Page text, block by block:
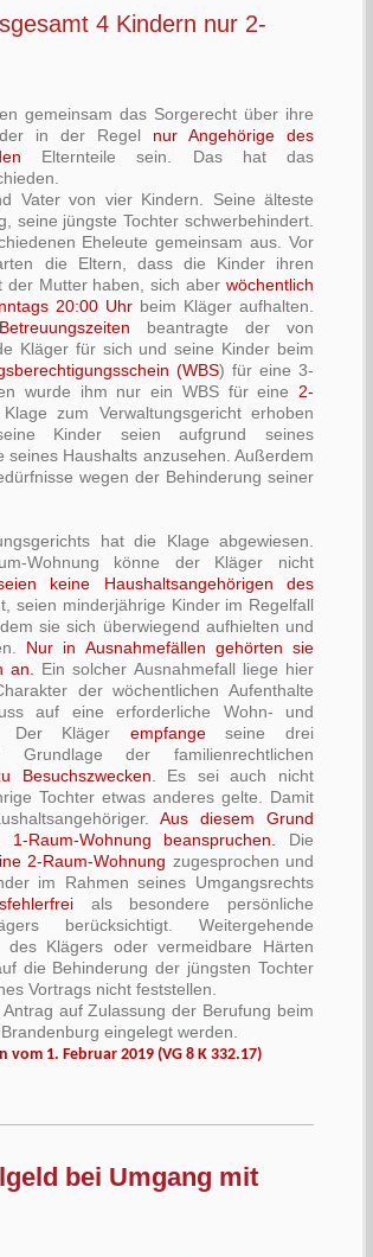
4 Kindern nur 2-
gemeinsam das Sorgerecht über ihre
in der Regel nur Angehörige des
Elternteile sein. Das hat das
Vater von vier Kindern. Seine älteste
seine jüngste Tochter schwerbehindert.
Eheleute gemeinsam aus. Vor
die Eltern, dass die Kinder ihren
der Mutter haben, sich aber wöchentlich
20:00 Uhrbeim Kläger aufhalten.
Betreuungszeiten beantragte der von
Kläger für sich und seine Kinder beim
(WBS) für eine 3-
wurde ihm nur ein WBS für eine 2-
zum Verwaltungsgericht erhoben
Kinder seien aufgrund seines
seines Haushalts anzusehen. Außerdem
wegen der Behinderung seiner
hat die Klage abgewiesen.
Wohnung könne der Kläger nicht
keine Haushaltsangehörigen des
seien minderjährige Kinder im Regelfall
sie sich überwiegend aufhielten und
Nur in Ausnahmefällen gehörten sie
an. Ein solcher Ausnahmefall liege hier
der wöchentlichen Aufenthalte
auf eine erforderliche Wohn- und
Der Kläger empfangeseine drei
Grundlage der familienrechtlichen
Besuchszwecken. Es sei auch nicht
Tochter etwas anderes gelte. Damit
Aus diesem Grund
Wohnung beanspruchen. Die
2-Raum-Wohnung zugesprochen und
im Rahmen seines Umgangsrechts
als besondere persönliche
berücksichtigt. Weitergehende
des Klägers oder vermeidbare Härten
die Behinderung der jüngsten Tochter
Vortrags nicht feststellen.
auf Zulassung der Berufung beim
eingelegt werden.
vom 1. Februar 2019 (VG 8 K 332.17)
bei Umgang mit